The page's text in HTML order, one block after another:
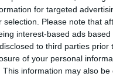
for targeted
selection. Please note that
interest-based ads
to third parties
of your personal
This information may also